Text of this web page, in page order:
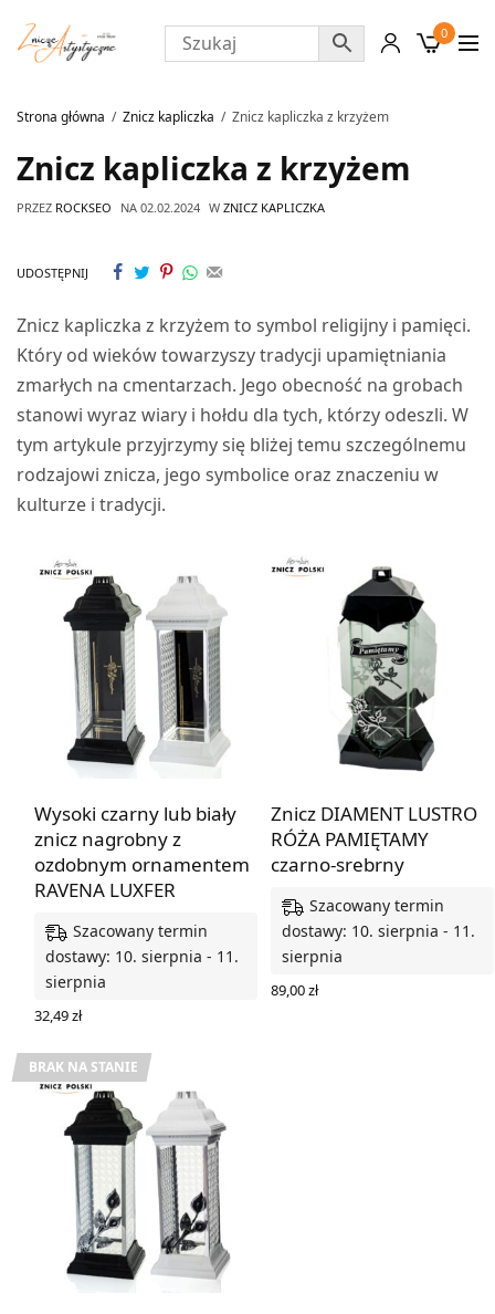
0
Strona główna Znicz kapliczka Znicz kapliczka z krzyżem
Znicz kapliczka z krzyżem
PRZEZ ROCKSEO NA 02.02.2024 W ZNICZ KAPLICZKA
UDOSTĘPNIJ
Znicz kapliczka z krzyżem to symbol religijny i pamięci.
Który od wieków towarzyszy tradycji upamiętniania
zmarłych na cmentarzach. Jego obecność na grobach
stanowi wyraz wiary i hołdu dla tych, którzy odeszli. W
tym artykule przyjrzymy się bliżej temu szczególnemu
rodzajowi znicza, jego symbolice oraz znaczeniu w
kulturze i tradycji.
Wysoki czarny lub biały
znicz nagrobny z
ozdobnym ornamentem
RAVENA LUXFER
Szacowany termin
dostawy: 10. sierpnia - 11.
sierpnia
32,49zł
Znicz DIAMENT LUSTRO
RÓŻA PAMIĘTAMY
czarno-srebrny
Szacowany termin
dostawy: 10. sierpnia - 11.
sierpnia
89,00zł
BRAK NA STANIE